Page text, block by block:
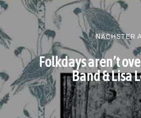
NÄCHSTER
Folkdays aren’t
Band & Lisa